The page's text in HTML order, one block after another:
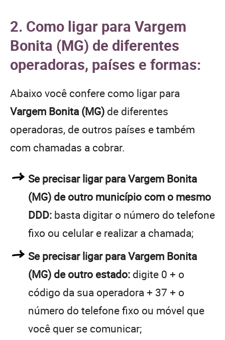
2. Como ligar para Vargem
Bonita (MG) de diferentes
operadoras, países e formas:
Abaixo você confere como ligar para
Vargem Bonita (MG) de diferentes
operadoras, de outros países e também
com chamadas a cobrar.
Se precisar ligar para Vargem Bonita
(MG) de outro município com o mesmo
DDD: basta digitar o número do telefone
fixo ou celular e realizar a chamada;
Se precisar ligar para Vargem Bonita
(MG) de outro estado: digite 0 + o
código da sua operadora + 37 + o
número do telefone fixo ou móvel que
você quer se comunicar;